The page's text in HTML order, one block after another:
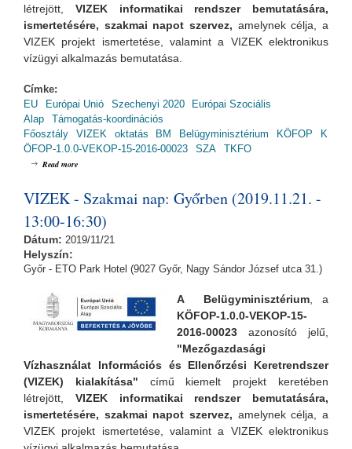
létrejött, VIZEK informatikai rendszer bemutatására,
ismertetésére, szakmai napot szervez, amelynek célja, a
VIZEK projekt ismertetése, valamint a VIZEK elektronikus
vízügyi alkalmazás bemutatása.
Címke:
EU
Európai Unió Szechenyi 2020
Európai Szociális
Alap
Támogatás-koordinációs
Főosztály
VIZEK oktatás BM Belügyminisztérium KÖFOP
K
ÖFOP-1.0.0-VEKOP-15-2016-00023
SZA TKFO
Read more
VIZEK - Szakmai nap: Győrben (2019.11.21. -
13:00-16:30)
Dátum: 2019/11/21
Helyszín:
Győr - ETO Park Hotel (9027 Győr, Nagy Sándor József utca 31.)
A Belügyminisztérium , a
KÖFOP-1.0.0-VEKOP-15-
2016-00023 azonosító jelű,
"Mezőgazdasági
Vízhasználat Információs és Ellenőrzési Keretrendszer
(VIZEK) kialakítása" című kiemelt projekt keretében
létrejött, VIZEK informatikai rendszer bemutatására,
ismertetésére, szakmai napot szervez, amelynek célja, a
VIZEK projekt ismertetése, valamint a VIZEK elektronikus